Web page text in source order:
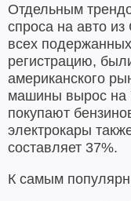
Отдельным
спроса на авто
всех
регистрацию,
американского
машины вырос на
покупают
электрокары
составляет 37%.
К самым